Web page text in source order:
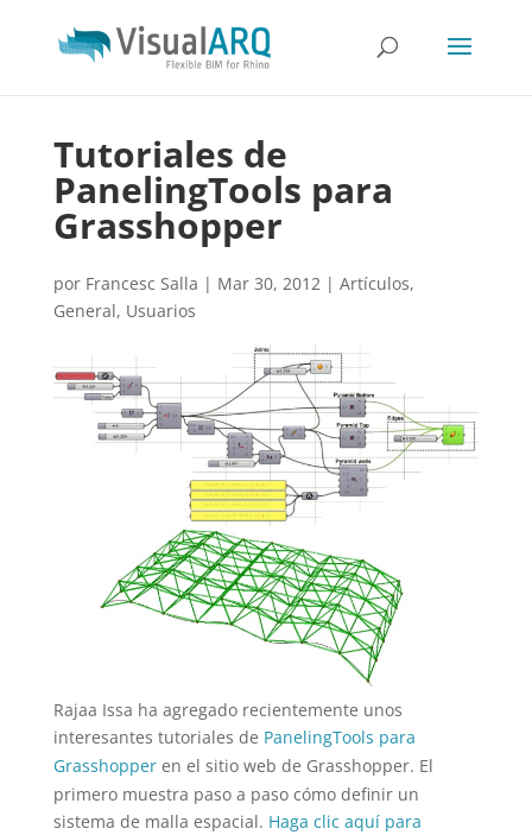
Tutoriales de
PanelingTools para
Grasshopper
por Francesc Salla | Mar 30, 2012| Artículos,
General, Usuarios
Rajaa Issa ha agregado recientemente unos
interesantes tutoriales de PanelingTools para
Grasshopper en el sitio web de Grasshopper. El
primero muestra paso a paso cómo definir un
sistema de malla espacial. Haga clic aquí para